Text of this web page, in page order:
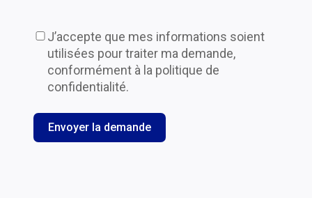
J’accepte que mes informations soient
utilisées pour traiter ma demande,
conformément à la politique de
confidentialité.
Envoyer la demande